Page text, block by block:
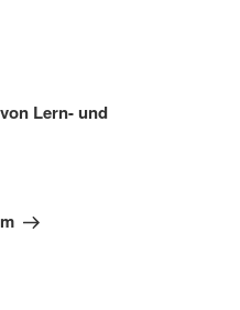
Lern- und